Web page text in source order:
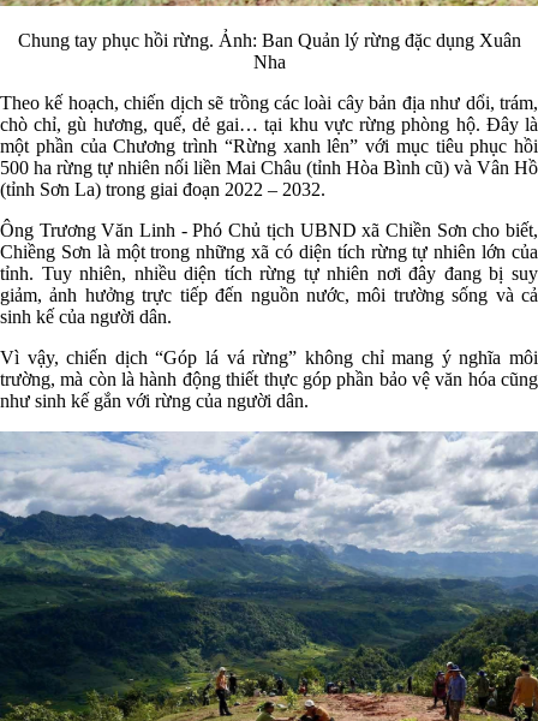
Chung tay phục hồi rừng. Ảnh: Ban Quản lý rừng đặc dụng Xuân
Nha
Theo kế hoạch, chiến dịch sẽ trồng các loài cây bản địa như dổi, trám,
chò chỉ, gù hương, quế, dẻ gai… tại khu vực rừng phòng hộ. Đây là
một phần của Chương trình “Rừng xanh lên” với mục tiêu phục hồi
500 ha rừng tự nhiên nối liền Mai Châu (tỉnh Hòa Bình cũ) và Vân Hồ
(tỉnh Sơn La) trong giai đoạn 2022 – 2032.
Ông Trương Văn Linh - Phó Chủ tịch UBND xã Chiền Sơn cho biết,
Chiềng Sơn là một trong những xã có diện tích rừng tự nhiên lớn của
tỉnh. Tuy nhiên, nhiều diện tích rừng tự nhiên nơi đây đang bị suy
giảm, ảnh hưởng trực tiếp đến nguồn nước, môi trường sống và cả
sinh kế của người dân.
Vì vậy, chiến dịch “Góp lá vá rừng” không chỉ mang ý nghĩa môi
trường, mà còn là hành động thiết thực góp phần bảo vệ văn hóa cũng
như sinh kế gắn với rừng của người dân.